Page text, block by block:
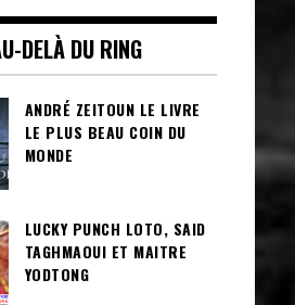
DELÀ DU RING
ANDRÉ ZEITOUN LE LIVRE
LE PLUS BEAU COIN DU
MONDE
LUCKY PUNCH LOTO, SAID
TAGHMAOUI ET MAITRE
YODTONG